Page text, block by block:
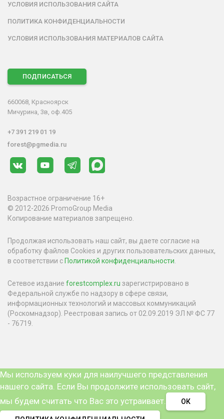
УСЛОВИЯ ИСПОЛЬЗОВАНИЯ САЙТА
ПОЛИТИКА КОНФИДЕНЦИАЛЬНОСТИ
УСЛОВИЯ ИСПОЛЬЗОВАНИЯ МАТЕРИАЛОВ САЙТА
ПОДПИСАТЬСЯ
660068, Красноярск
Мичурина, 3в, оф.405
+7 391 219 01 19
forest@pgmedia.ru
Возрастное ограничение 16+
© 2012-2026 PromoGroup Media
Копирование материалов запрещено.
Продолжая использовать наш сайт, вы даете согласие на
обработку файлов Cookies и других пользовательских данных,
в соответствии с Политикой конфиденциальности.
Сетевое издание forestcomplex.ru зарегистрировано в
Федеральной службе по надзору в сфере связи,
информационных технологий и массовых коммуникаций
(Роскомнадзор). Реестровая запись от 02.09.2019 ЭЛ № ФС 77
- 76719.
Мы используем куки для наилучшего представления
нашего сайта. Если Вы продолжите использовать сайт,
мы будем считать что Вас это устраивает.
ОК